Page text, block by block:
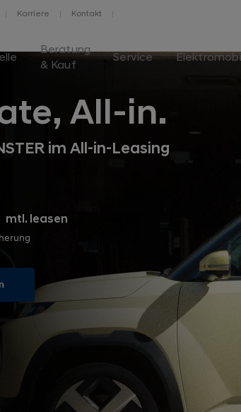
Karriere Kontakt
Beratung
& Kauf
Service
All-in.
im All-in-Leasing
mtl. leasen